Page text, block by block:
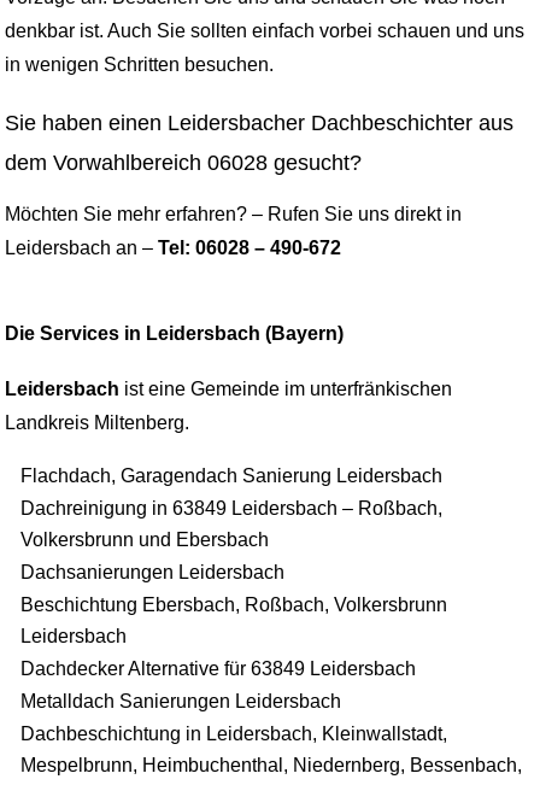
denkbar ist. Auch Sie sollten einfach vorbei schauen und uns
in wenigen Schritten besuchen.
Sie haben einen Leidersbacher Dachbeschichter aus
dem Vorwahlbereich 06028 gesucht?
Möchten Sie mehr erfahren? – Rufen Sie uns direkt in
Leidersbach an – Tel: 06028 – 490-672
Die Services in Leidersbach (Bayern)
Leidersbach ist eine Gemeinde im unterfränkischen
Landkreis Miltenberg.
Flachdach, Garagendach Sanierung Leidersbach
Dachreinigung in 63849 Leidersbach – Roßbach,
Volkersbrunn und Ebersbach
Dachsanierungen Leidersbach
Beschichtung Ebersbach, Roßbach, Volkersbrunn
Leidersbach
Dachdecker Alternative für 63849 Leidersbach
Metalldach Sanierungen Leidersbach
Dachbeschichtung in Leidersbach, Kleinwallstadt,
Mespelbrunn, Heimbuchenthal, Niedernberg, Bessenbach,